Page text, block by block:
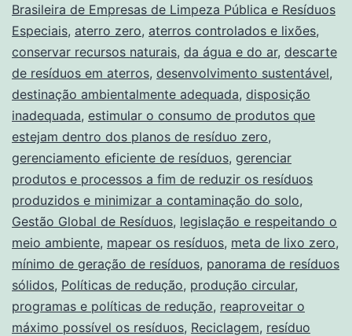
Brasileira de Empresas de Limpeza Pública e Resíduos
Especiais, aterro zero, aterros controlados e lixões,
conservar recursos naturais, da água e do ar, descarte
de resíduos em aterros, desenvolvimento sustentável,
destinação ambientalmente adequada, disposição
inadequada, estimular o consumo de produtos que
estejam dentro dos planos de resíduo zero,
gerenciamento eficiente de resíduos, gerenciar
produtos e processos a fim de reduzir os resíduos
produzidos e minimizar a contaminação do solo,
Gestão Global de Resíduos, legislação e respeitando o
meio ambiente, mapear os resíduos, meta de lixo zero,
mínimo de geração de resíduos, panorama de resíduos
sólidos, Políticas de redução, produção circular,
programas e políticas de redução, reaproveitar o
máximo possível os resíduos, Reciclagem, resíduo